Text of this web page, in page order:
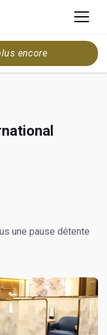
encore
une pause détente